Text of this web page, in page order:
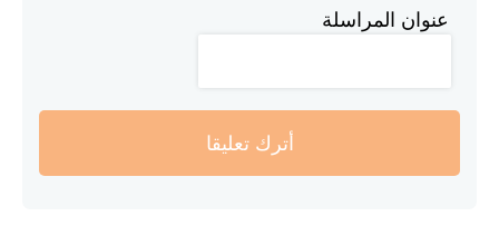
عنوان المراسلة
أترك تعليقا